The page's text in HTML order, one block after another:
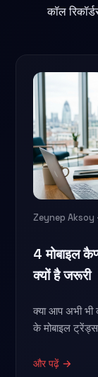
कॉल
Zeynep Aksoy
4 मोबाइल
क्यों है जरूरी
क्या आप अभी
के मोबाइल
और पढ़ें →